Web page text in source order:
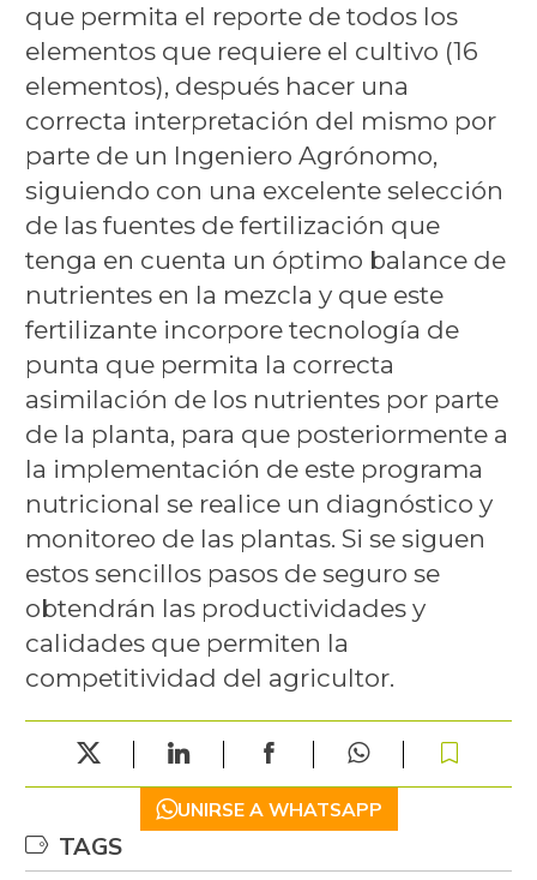
que permita el reporte de todos los
elementos que requiere el cultivo (16
elementos), después hacer una
correcta interpretación del mismo por
parte de un Ingeniero Agrónomo,
siguiendo con una excelente selección
de las fuentes de fertilización que
tenga en cuenta un óptimo balance de
nutrientes en la mezcla y que este
fertilizante incorpore tecnología de
punta que permita la correcta
asimilación de los nutrientes por parte
de la planta, para que posteriormente a
la implementación de este programa
nutricional se realice un diagnóstico y
monitoreo de las plantas. Si se siguen
estos sencillos pasos de seguro se
obtendrán las productividades y
calidades que permiten la
competitividad del agricultor.
UNIRSE A WHATSAPP
TAGS